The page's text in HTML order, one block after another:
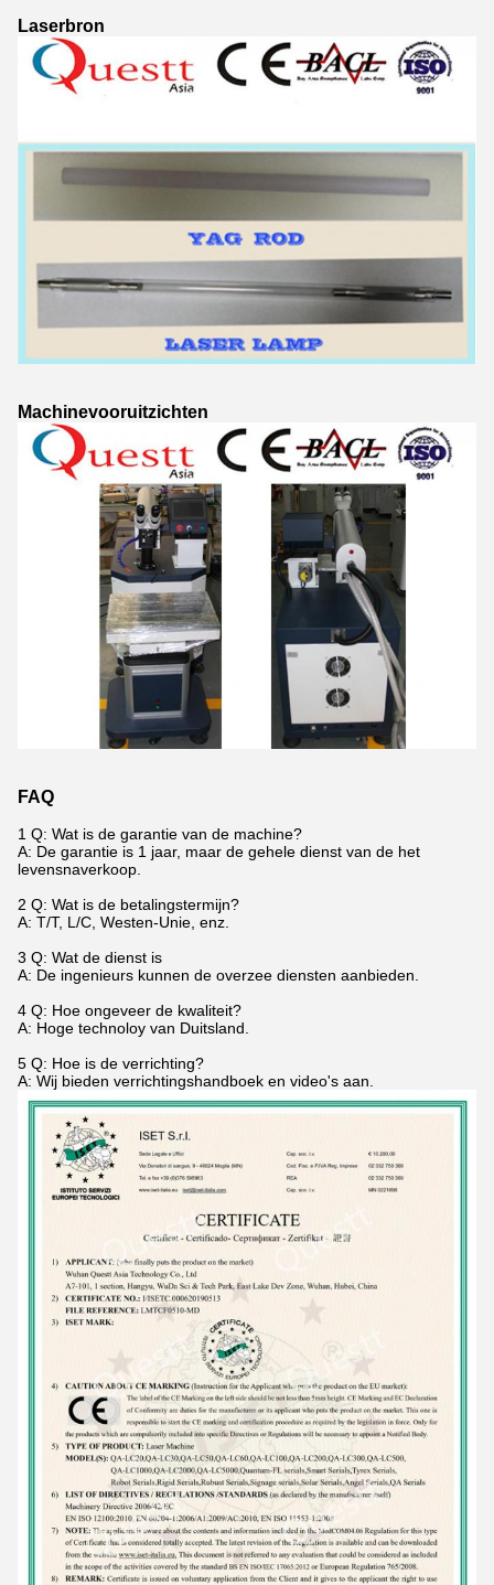
Laserbron
Machinevooruitzichten
FAQ
1 Q: Wat is de garantie van de machine?
A: De garantie is 1 jaar, maar de gehele dienst van de het
levensnaverkoop.
2 Q: Wat is de betalingstermijn?
A: T/T, L/C, Westen-Unie, enz.
3 Q: Wat de dienst is
A: De ingenieurs kunnen de overzee diensten aanbieden.
4 Q: Hoe ongeveer de kwaliteit?
A: Hoge technoloy van Duitsland.
5 Q: Hoe is de verrichting?
A: Wij bieden verrichtingshandboek en video's aan.